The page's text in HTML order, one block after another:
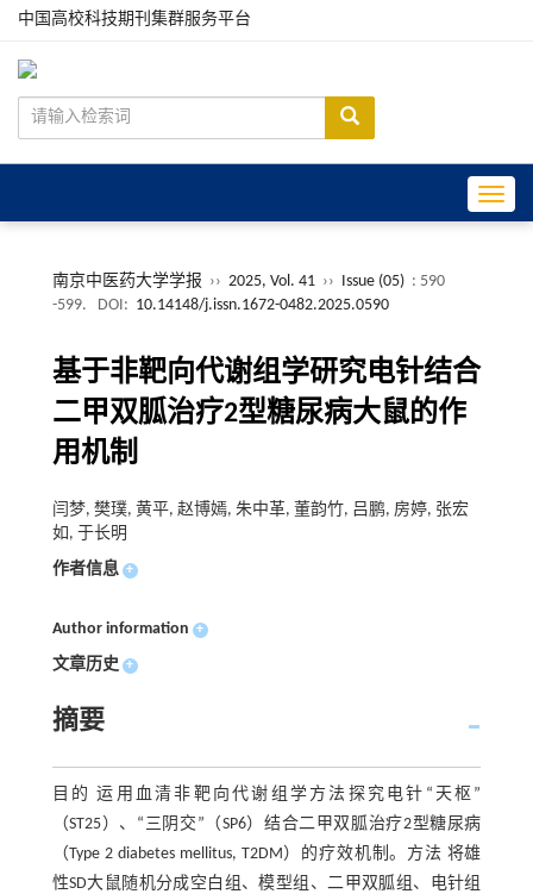
中国高校科技期刊集群服务平台
南京中医药大学学报 ›› 2025, Vol. 41 ›› Issue (05) : 590
-599.
DOI: 10.14148/j.issn.1672-0482.2025.0590
基于非靶向代谢组学研究电针结合
二甲双胍治疗2型糖尿病大鼠的作
用机制
闫梦, 樊璞, 黄平, 赵博嫣, 朱中革, 董韵竹, 吕鹏, 房婷, 张宏
如, 于长明
作者信息 +
Author information +
文章历史 +
摘要
目的 运用血清非靶向代谢组学方法探究电针“天枢”
（ST25）、“三阴交”（SP6）结合二甲双胍治疗2型糖尿病
（Type 2 diabetes mellitus, T2DM）的疗效机制。方法 将雄
性SD大鼠随机分成空白组、模型组、二甲双胍组、电针组